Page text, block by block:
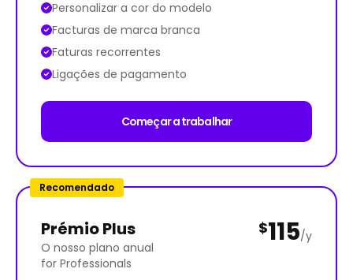
Personalizar a cor do modelo
Facturas de marca branca
Faturas recorrentes
Ligações de pagamento
Começar a trabalhar
Recomendado
Prémio Plus
O nosso plano anual
for Professionals
$115/y